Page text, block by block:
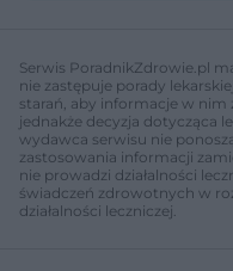
Serwis PoradnikZdrowie.pl
nie zastępuje porady
starań, aby informacje w nim
jednakże decyzja dotycząca
wydawca serwisu nie
zastosowania informacji
nie prowadzi działalności
świadczeń zdrowotnych w
działalności leczniczej.